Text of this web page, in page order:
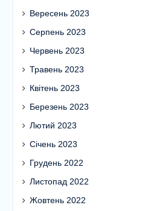
Вересень 2023
Серпень 2023
Червень 2023
Травень 2023
Квітень 2023
Березень 2023
Лютий 2023
Січень 2023
Грудень 2022
Листопад 2022
Жовтень 2022